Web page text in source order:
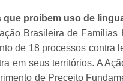
proíbem uso de
Brasileira de Famílias
de 18 processos contra
em seus territórios. A
de Preceito